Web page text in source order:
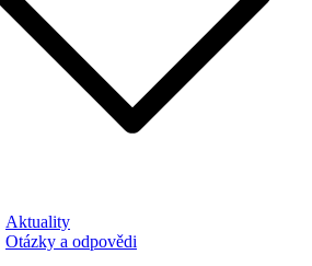
Aktuality
Otázky a odpovědi